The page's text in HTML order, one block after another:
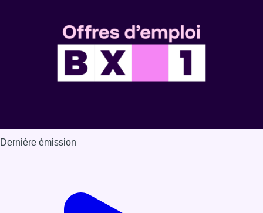
Dernière émission